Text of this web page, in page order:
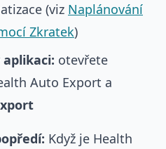
(viz Naplánování
Zkratek)
otevřete
Auto Export a
Když je Health